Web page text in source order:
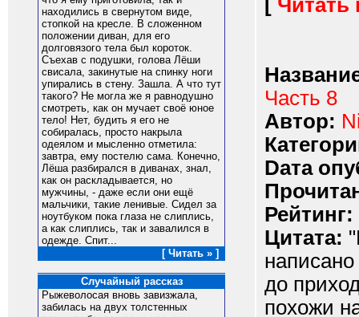
находились в свернутом виде,
стопкой на кресле. В сложенном
положении диван, для его
долговязого тела был короток.
Съехав с подушки, голова Лёши
свисала, закинутые на спинку ноги
упирались в стену. Зашла. А что тут
такого? Не могла же я равнодушно
смотреть, как он мучает своё юное
тело! Нет, будить я его не
собиралась, просто накрыла
одеялом и мысленно отметила:
завтра, ему постелю сама. Конечно,
Лёша разбирался в диванах, знал,
как он раскладывается, но
мужчины, - даже если они ещё
мальчики, такие ленивые. Сидел за
ноутбуком пока глаза не слиплись,
а как слиплись, так и завалился в
одежде. Спит...
[ Читать » ]
Случайный рассказ
Рыжеволосая вновь завизжала,
забилась на двух толстенных
[ Читать
Часть 8
Автор:
Dата
Рейтинг:
Цитата:
до
похожи